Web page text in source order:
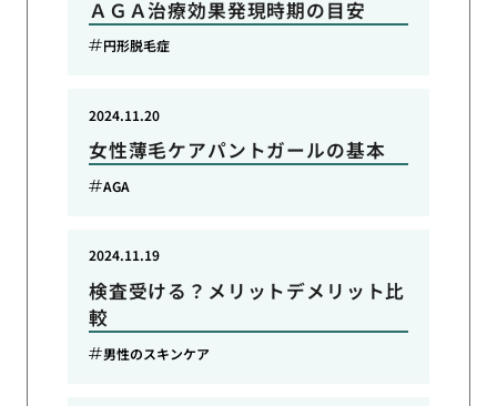
ＡＧＡ治療効果発現時期の目安
円形脱毛症
女性薄毛ケアパントガールの基本
2024.11.20
AGA
検査受ける？メリットデメリット比
較
2024.11.19
男性のスキンケア